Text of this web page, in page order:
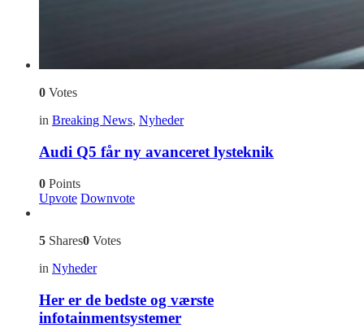
0 Votes
in Breaking News, Nyheder
Audi Q5 får ny avanceret lysteknik
0 Points
Upvote Downvote
5 Shares0 Votes
in Nyheder
Her er de bedste og værste
infotainmentsystemer